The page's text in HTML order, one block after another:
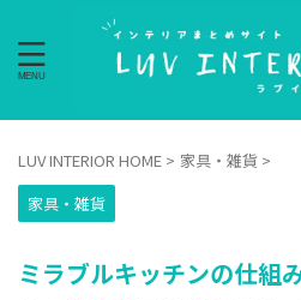
LUV INTERIOR HOME > 家具・雑貨 >
家具・雑貨
ミラブルキッチンの仕組